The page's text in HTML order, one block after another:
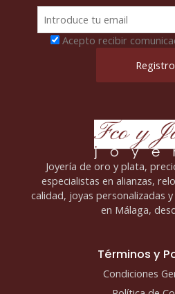
Acepto recibir
Joyería de oro y plata,
especialistas en alianzas,
calidad, joyas personalizadas
en Málaga,
Términos y
Condiciones